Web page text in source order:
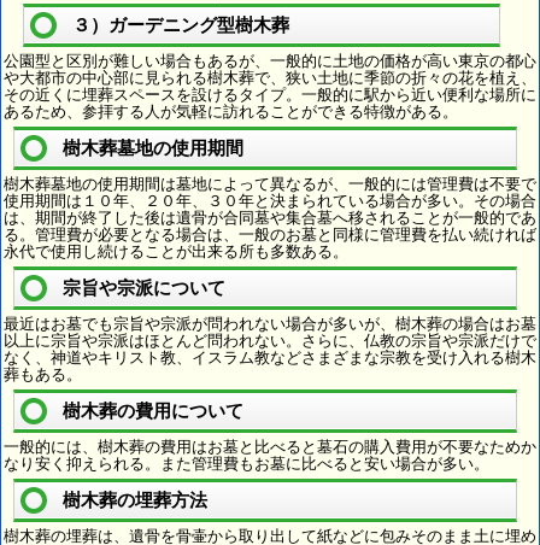
３）ガーデニング型樹木葬
公園型と区別が難しい場合もあるが、一般的に土地の価格が高い東京の都心
や大都市の中心部に見られる樹木葬で、狭い土地に季節の折々の花を植え、
その近くに埋葬スペースを設けるタイプ。一般的に駅から近い便利な場所に
あるため、参拝する人が気軽に訪れることができる特徴がある。
樹木葬墓地の使用期間
樹木葬墓地の使用期間は墓地によって異なるが、一般的には管理費は不要で
使用期間は１０年、２０年、３０年と決まられている場合が多い。その場合
は、期間が終了した後は遺骨が合同墓や集合墓へ移されることが一般的であ
る。管理費が必要となる場合は、一般のお墓と同様に管理費を払い続ければ
永代で使用し続けることが出来る所も多数ある。
宗旨や宗派について
最近はお墓でも宗旨や宗派が問われない場合が多いが、樹木葬の場合はお墓
以上に宗旨や宗派はほとんど問われない。さらに、仏教の宗旨や宗派だけで
なく、神道やキリスト教、イスラム教などさまざまな宗教を受け入れる樹木
葬もある。
樹木葬の費用について
一般的には、樹木葬の費用はお墓と比べると墓石の購入費用が不要なためか
なり安く抑えられる。また管理費もお墓に比べると安い場合が多い。
樹木葬の埋葬方法
樹木葬の埋葬は、遺骨を骨壷から取り出して紙などに包みそのまま土に埋め